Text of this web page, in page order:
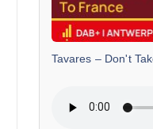
Tavares – Don't